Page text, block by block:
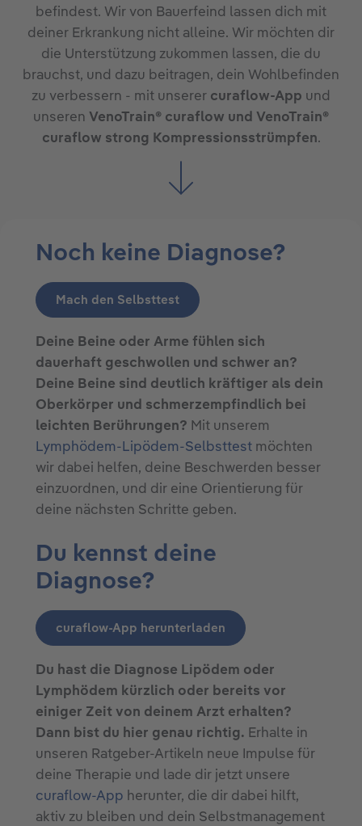
befindest. Wir von Bauerfeind lassen dich mit
deiner Erkrankung nicht alleine. Wir möchten dir
die Unterstützung zukommen lassen, die du
brauchst, und dazu beitragen, dein Wohlbefinden
zu verbessern - mit unserer curaflow-App und
unseren VenoTrain® curaflow und VenoTrain®
curaflow strong Kompressionsstrümpfen.
Noch keine Diagnose?
Mach den Selbsttest
Deine Beine oder Arme fühlen sich
dauerhaft geschwollen und schwer an?
Deine Beine sind deutlich kräftiger als dein
Oberkörper und schmerzempfindlich bei
leichten Berührungen? Mit unserem
Lymphödem-Lipödem-Selbsttest möchten
wir dabei helfen, deine Beschwerden besser
einzuordnen, und dir eine Orientierung für
deine nächsten Schritte geben.
Du kennst deine
Diagnose?
curaflow-App herunterladen
Du hast die Diagnose Lipödem oder
Lymphödem kürzlich oder bereits vor
einiger Zeit von deinem Arzt erhalten?
Dann bist du hier genau richtig. Erhalte in
unseren Ratgeber-Artikeln neue Impulse für
deine Therapie und lade dir jetzt unsere
curaflow-App herunter, die dir dabei hilft,
aktiv zu bleiben und dein Selbstmanagement